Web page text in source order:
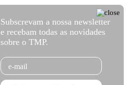
Subscrevam a nossa newsletter
e recebam todas as novidades
sobre o TMP.
Email